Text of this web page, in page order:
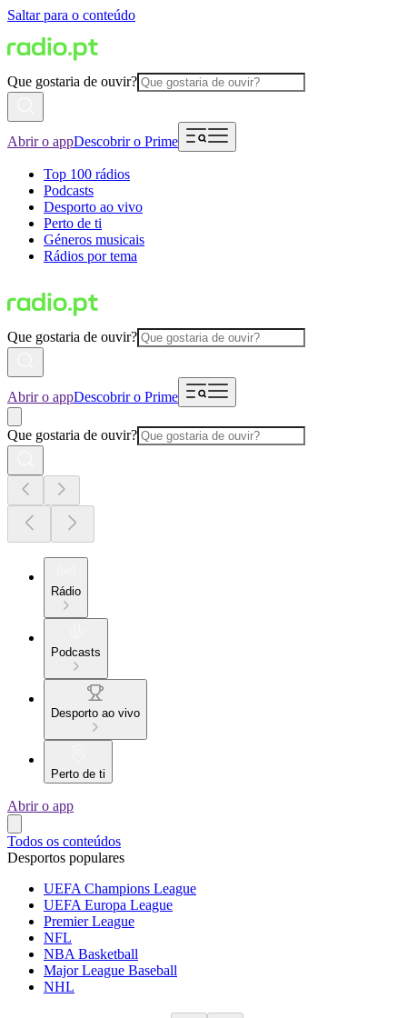
Saltar para o conteúdo
Que gostaria de ouvir?
Abrir o appDescobrir o Prime
Top 100 rádios
Podcasts
Desporto ao vivo
Perto de ti
Géneros musicais
Rádios por tema
Que gostaria de ouvir?
Abrir o appDescobrir o Prime
Que gostaria de ouvir?
Rádio
Podcasts
Desporto ao vivo
Perto de ti
Abrir o app
Todos os conteúdos
Desportos populares
UEFA Champions League
UEFA Europa League
Premier League
NFL
NBA Basketball
Major League Baseball
NHL